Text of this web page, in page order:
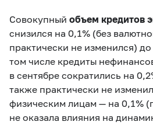
Совокупный объем кредитов
снизился на 0,1% (без
практически не изменился) до
том числе кредиты
в сентябре сократились на
также практически не
физическим лицам — на 0,1% (
не оказала влияния на